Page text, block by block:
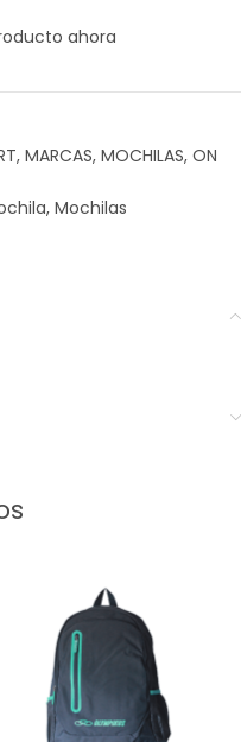
ahora
, MARCAS, MOCHILAS, ON
, Mochilas